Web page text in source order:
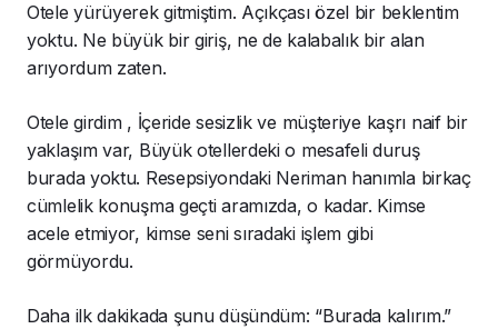
Otele yürüyerek gitmiştim. Açıkçası özel bir beklentim
yoktu. Ne büyük bir giriş, ne de kalabalık bir alan
arıyordum zaten.
Otele girdim , İçeride sesizlik ve müşteriye kaşrı naif bir
yaklaşım var, Büyük otellerdeki o mesafeli duruş
burada yoktu. Resepsiyondaki Neriman hanımla birkaç
cümlelik konuşma geçti aramızda, o kadar. Kimse
acele etmiyor, kimse seni sıradaki işlem gibi
görmüyordu.
Daha ilk dakikada şunu düşündüm: “Burada kalırım.”